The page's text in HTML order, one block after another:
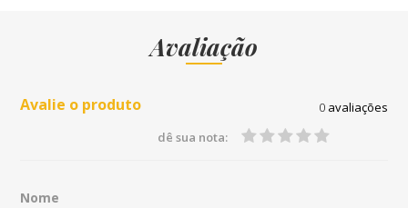
Avaliação
Avalie o produto 0avaliações
dê sua nota:
Nome